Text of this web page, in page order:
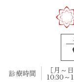
診療時間 ［月～日
10:30～